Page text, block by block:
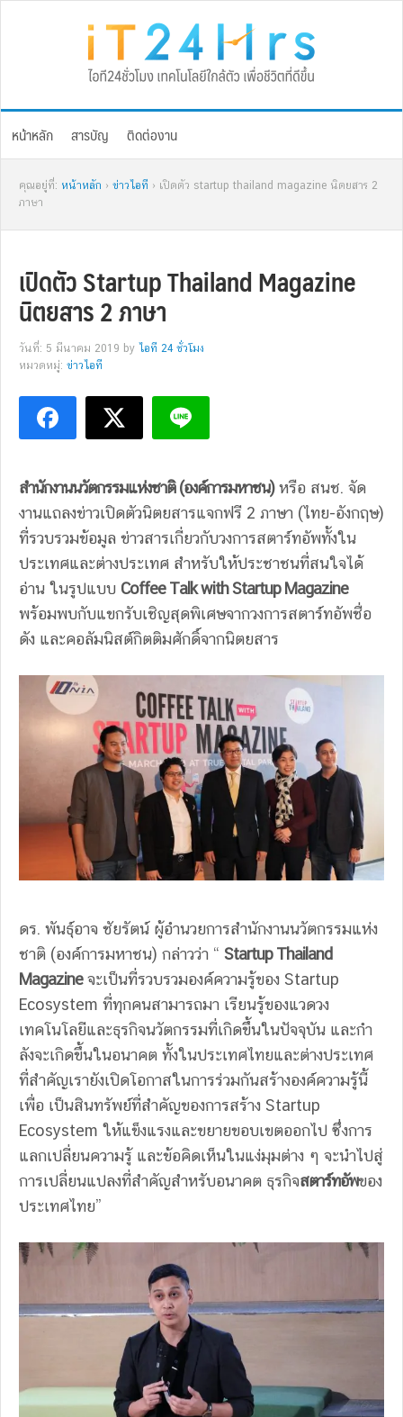
หน้าหลัก สารบัญ ติดต่องาน
คุณอยู่ที่: หน้าหลัก › ข่าวไอที › เปิดตัว startup thailand magazine นิตยสาร 2
ภาษา
เปิดตัว Startup Thailand Magazine
นิตยสาร 2 ภาษา
วันที่: 5 มีนาคม 2019 by ไอที 24 ชั่วโมง
หมวดหมู่: ข่าวไอที
สํานักงานนวัตกรรมแห่งชาติ (องค์การมหาชน)หรือ สนช. จัด
งานแถลงข่าวเปิดตัวนิตยสารแจกฟรี 2 ภาษา (ไทย-อังกฤษ)
ที่รวบรวมข้อมูล ข่าวสารเกี่ยวกับวงการสตาร์ทอัพทั้งใน
ประเทศและต่างประเทศ สำหรับให้ประชาชนที่สนใจได้
อ่าน ในรูปแบบ Coffee Talk with Startup Magazine
พร้อมพบกับแขกรับเชิญสุดพิเศษจากวงการสตาร์ทอัพชื่อ
ดัง และคอลัมนิสต์กิตติมศักดิ์จากนิตยสาร
ดร. พันธุ์อาจ ชัยรัตน์ ผู้อํานวยการสํานักงานนวัตกรรมแห่ง
ชาติ (องค์การมหาชน) กล่าวว่า “ Startup Thailand
Magazineจะเป็นที่รวบรวมองค์ความรู้ของ Startup
Ecosystem ที่ทุกคนสามารถมา เรียนรู้ของแวดวง
เทคโนโลยีและธุรกิจนวัตกรรมที่เกิดขึ้นในปัจจุบัน และกํา
ลังจะเกิดขึ้นในอนาคต ทั้งในประเทศไทยและต่างประเทศ
ที่สําคัญเรายังเปิดโอกาสในการร่วมกันสร้างองค์ความรู้นี้
เพื่อ เป็นสินทรัพย์ที่สําคัญของการสร้าง Startup
Ecosystem ให้แข็งแรงและขยายขอบเขตออกไป ซึ่งการ
แลกเปลี่ยนความรู้ และข้อคิดเห็นในแง่มุมต่าง ๆ จะนําไปสู่
การเปลี่ยนแปลงที่สําคัญสําหรับอนาคต ธุรกิจสตาร์ทอัพของ
ประเทศไทย”